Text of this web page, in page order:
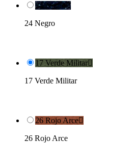
24 Negro
24 Negro
17 Verde Militar
17 Verde Militar
26 Rojo Arce
26 Rojo Arce